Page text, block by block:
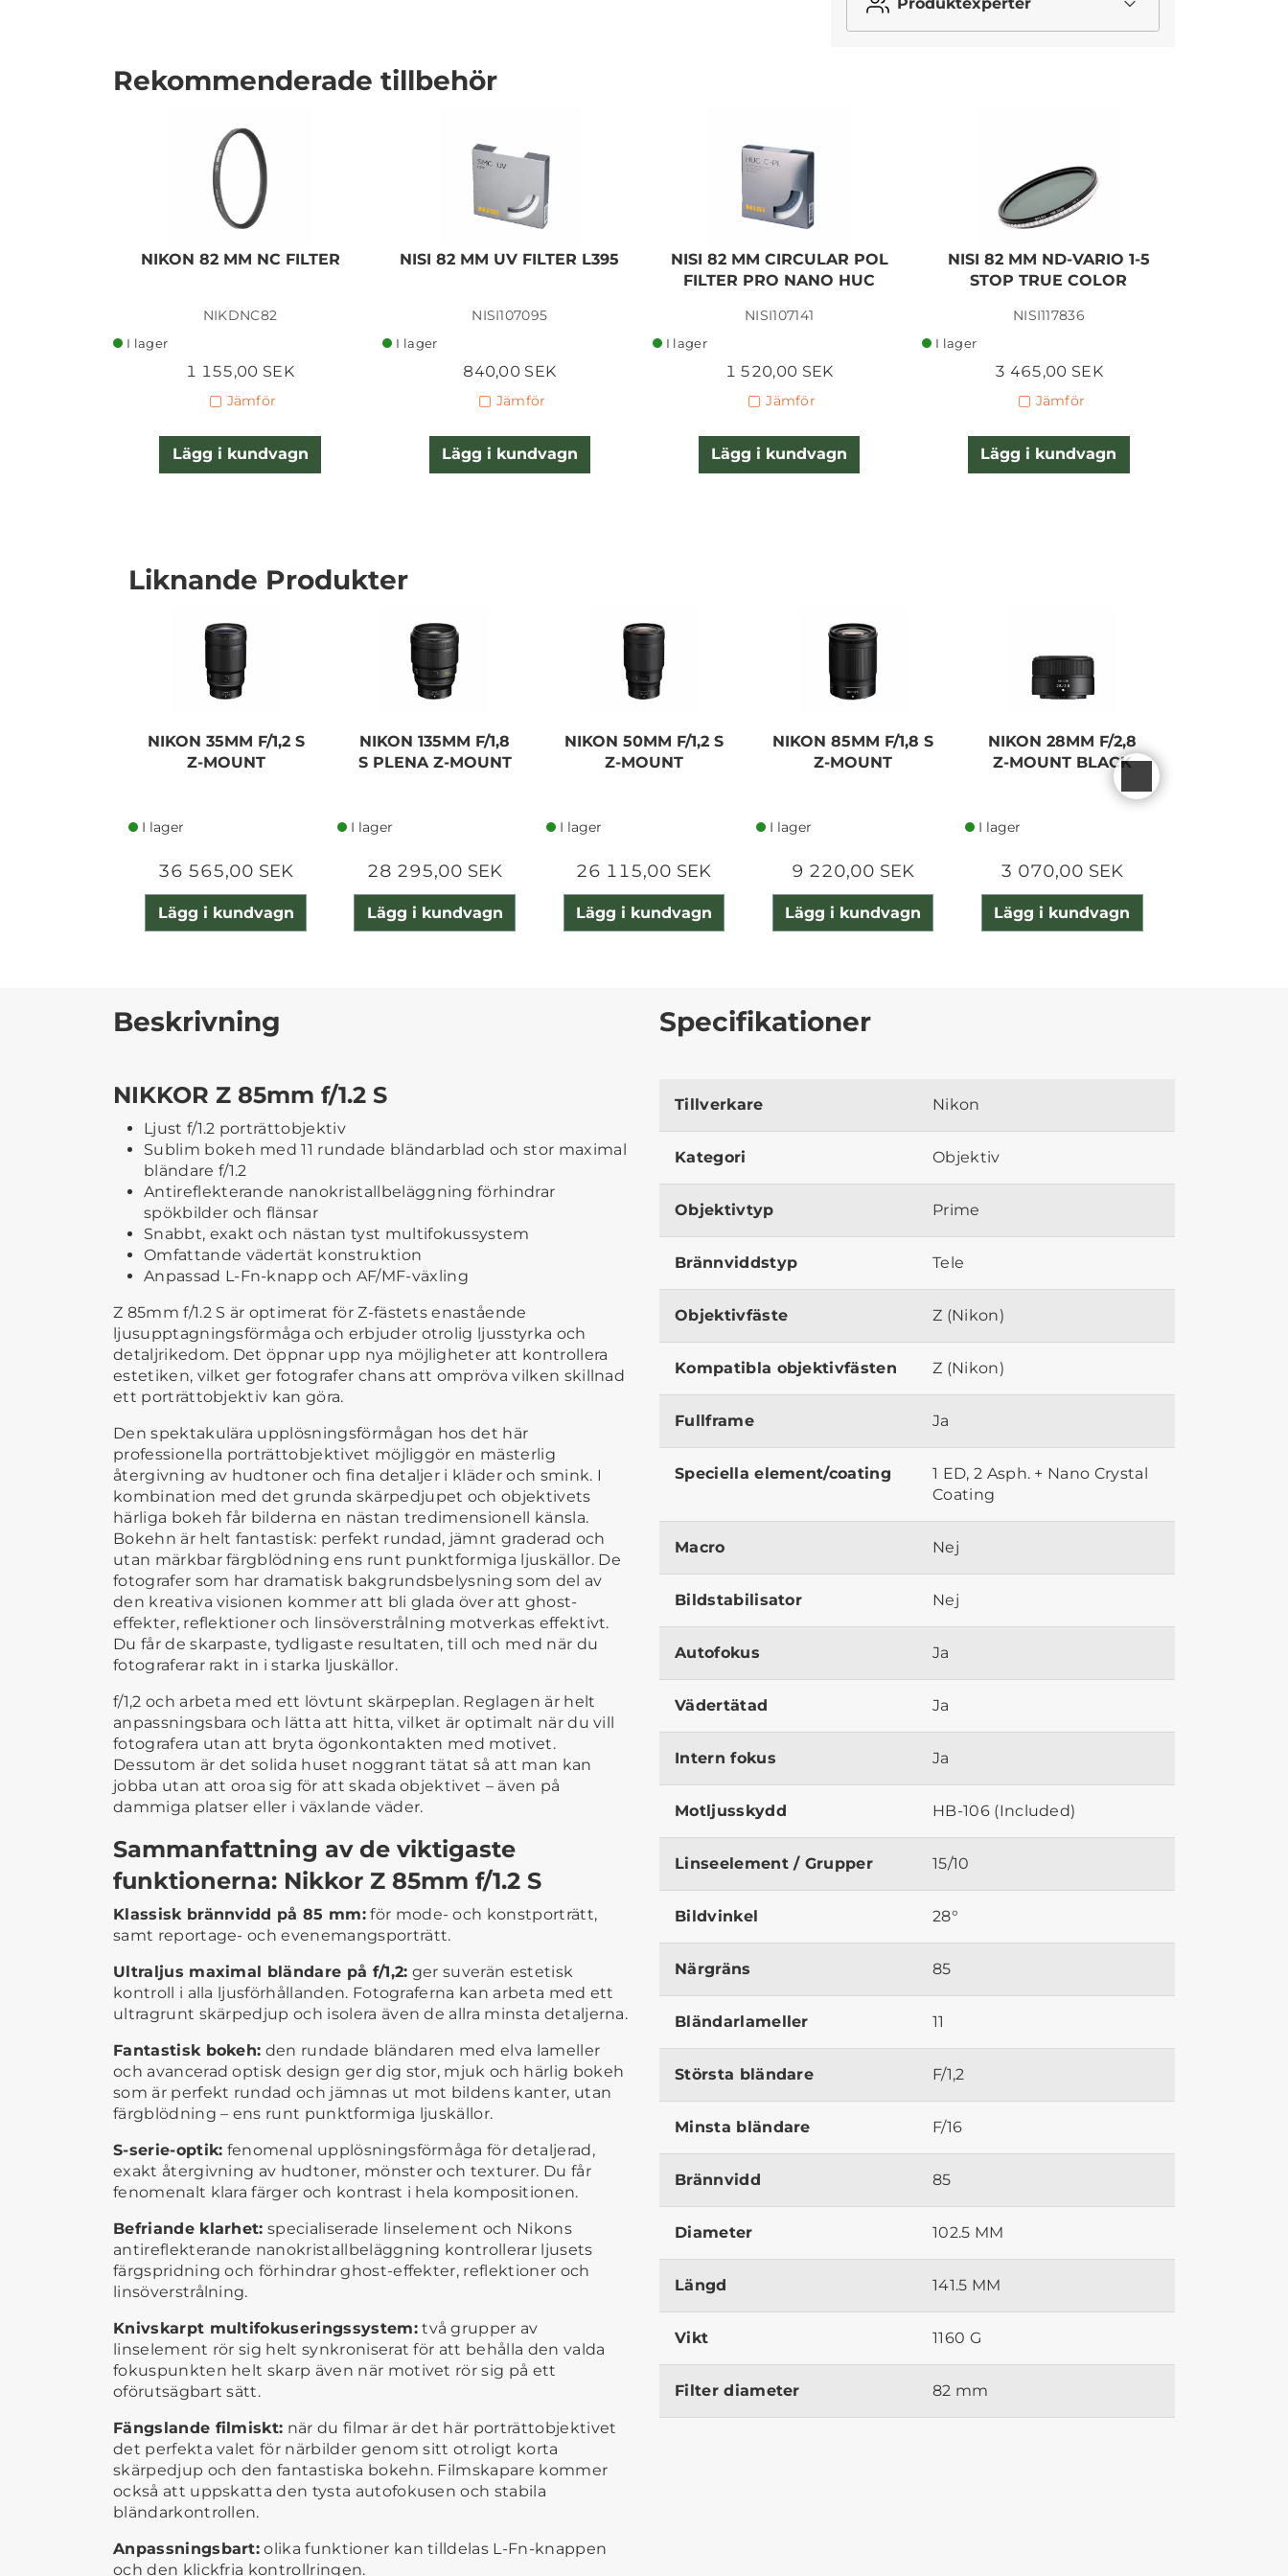
NIKON EN-EL15C BATTERY
689,00 SEK
Lägg i kundvagn
Rekommenderade tillbehör
NIKON 82 MM NC FILTER
NIKDNC82
I lager
1 155,00 SEK
Jämför
Lägg i kundvagn
NISI 82 MM UV FILTER L395
NISI107095
I lager
840,00 SEK
Jämför
Lägg i kundvagn
NISI 82 MM CIRCULAR POL
FILTER PRO NANO HUC
NISI107141
I lager
1 520,00 SEK
Jämför
Lägg i kundvagn
NISI 82 MM ND-VARIO 1-5
STOP TRUE COLOR
NISI117836
I lager
3 465,00 SEK
Jämför
Lägg i kundvagn
Liknande Produkter
NIKON 35MM F/1,2 S
Z-MOUNT
I lager
36 565,00 SEK
Lägg i kundvagn
NIKON 135MM F/1,8
S PLENA Z-MOUNT
I lager
28 295,00 SEK
Lägg i kundvagn
NIKON 50MM F/1,2 S
Z-MOUNT
I lager
26 115,00 SEK
Lägg i kundvagn
NIKON 85MM F/1,8 S
Z-MOUNT
I lager
9 220,00 SEK
Lägg i kundvagn
NIKON 28MM F/2,8
Z-MOUNT BLACK
I lager
3 070,00 SEK
Lägg i kundvagn
Beskrivning
NIKKOR Z 85mm f/1.2 S
Ljust f/1.2 porträttobjektiv
Sublim bokeh med 11 rundade bländarblad och stor maximal
bländare f/1.2
Antireflekterande nanokristallbeläggning förhindrar
spökbilder och flänsar
Snabbt, exakt och nästan tyst multifokussystem
Omfattande vädertät konstruktion
Anpassad L-Fn-knapp och AF/MF-växling
Z 85mm f/1.2 S är optimerat för Z-fästets enastående
ljusupptagningsförmåga och erbjuder otrolig ljusstyrka och
detaljrikedom. Det öppnar upp nya möjligheter att kontrollera
estetiken, vilket ger fotografer chans att ompröva vilken skillnad
ett porträttobjektiv kan göra.
Den spektakulära upplösningsförmågan hos det här
professionella porträttobjektivet möjliggör en mästerlig
återgivning av hudtoner och fina detaljer i kläder och smink. I
kombination med det grunda skärpedjupet och objektivets
härliga bokeh får bilderna en nästan tredimensionell känsla.
Bokehn är helt fantastisk: perfekt rundad, jämnt graderad och
utan märkbar färgblödning ens runt punktformiga ljuskällor. De
fotografer som har dramatisk bakgrundsbelysning som del av
den kreativa visionen kommer att bli glada över att ghost-
effekter, reflektioner och linsöverstrålning motverkas effektivt.
Du får de skarpaste, tydligaste resultaten, till och med när du
fotograferar rakt in i starka ljuskällor.
f/1,2 och arbeta med ett lövtunt skärpeplan. Reglagen är helt
anpassningsbara och lätta att hitta, vilket är optimalt när du vill
fotografera utan att bryta ögonkontakten med motivet.
Dessutom är det solida huset noggrant tätat så att man kan
jobba utan att oroa sig för att skada objektivet – även på
dammiga platser eller i växlande väder.
Sammanfattning av de viktigaste
funktionerna: Nikkor Z 85mm f/1.2 S
Klassisk brännvidd på 85 mm:för mode- och konstporträtt,
samt reportage- och evenemangsporträtt.
Ultraljus maximal bländare på f/1,2: ger suverän estetisk
kontroll i alla ljusförhållanden. Fotograferna kan arbeta med ett
ultragrunt skärpedjup och isolera även de allra minsta detaljerna.
Fantastisk bokeh: den rundade bländaren med elva lameller
och avancerad optisk design ger dig stor, mjuk och härlig bokeh
som är perfekt rundad och jämnas ut mot bildens kanter, utan
färgblödning – ens runt punktformiga ljuskällor.
S-serie-optik: fenomenal upplösningsförmåga för detaljerad,
exakt återgivning av hudtoner, mönster och texturer. Du får
fenomenalt klara färger och kontrast i hela kompositionen.
Befriande klarhet: specialiserade linselement och Nikons
antireflekterande nanokristallbeläggning kontrollerar ljusets
färgspridning och förhindrar ghost-effekter, reflektioner och
linsöverstrålning.
Knivskarpt multifokuseringssystem:två grupper av
linselement rör sig helt synkroniserat för att behålla den valda
fokuspunkten helt skarp även när motivet rör sig på ett
oförutsägbart sätt.
Fängslande filmiskt: när du filmar är det här porträttobjektivet
det perfekta valet för närbilder genom sitt otroligt korta
skärpedjup och den fantastiska bokehn. Filmskapare kommer
också att uppskatta den tysta autofokusen och stabila
bländarkontrollen.
Anpassningsbart: olika funktioner kan tilldelas L-Fn-knappen
och den klickfria kontrollringen.
Specifikationer
Tillverkare Nikon
Kategori Objektiv
Objektivtyp Prime
Brännviddstyp Tele
Objektivfäste Z (Nikon)
Kompatibla objektivfästen Z (Nikon)
Fullframe Ja
Speciella element/coating
1 ED, 2 Asph. + Nano Crystal
Coating
Macro Nej
Bildstabilisator Nej
Autofokus Ja
Vädertätad Ja
Intern fokus Ja
Motljusskydd HB-106 (Included)
Linseelement / Grupper 15/10
Bildvinkel 28°
Närgräns 85
Bländarlameller 11
Största bländare F/1,2
Minsta bländare F/16
Brännvidd 85
Diameter 102.5 MM
Längd 141.5 MM
Vikt 1160 G
Filter diameter 82 mm